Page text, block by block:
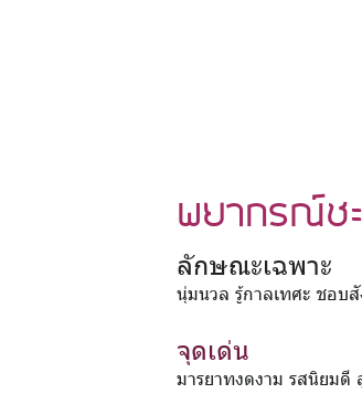
พยากรณ์ชะ
ลักษณะเฉพาะ
นุ่มนวล รู้กาลเทศะ ชอบ
จุดเด่น
มารยาทงดงาม รสนิยมดี